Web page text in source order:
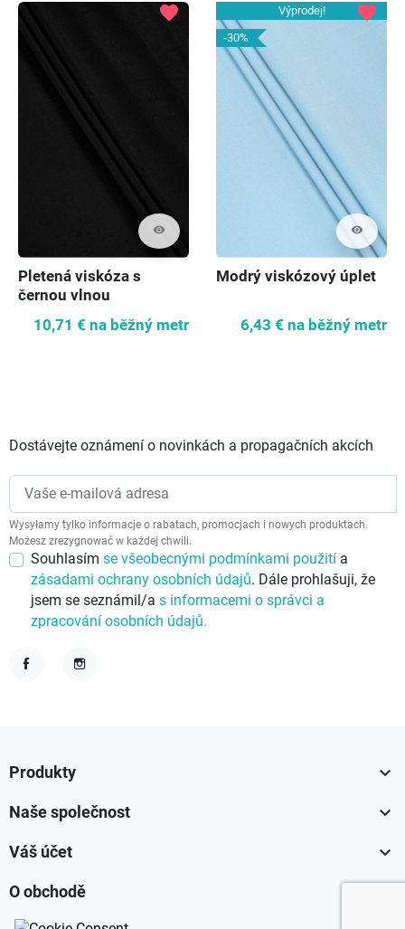
visibility
favorite
Pletená viskóza s
černou vlnou
10,71 € na běžný metr
Výprodej!
-30%
visibility
favorite
Modrý viskózový úplet
6,43 € na běžný metr
Dostávejte oznámení o novinkách a propagačních akcích
Wysyłamy tylko informacje o rabatach, promocjach i nowych produktach.
Możesz zrezygnować w każdej chwili.
Souhlasím se všeobecnými podmínkami použití a
zásadami ochrany osobních údajů. Dále prohlašuji, že
jsem se seznámil/a s informacemi o správci a
zpracování osobních údajů.
Produkty 
Naše společnost 
Váš účet 
O obchodě